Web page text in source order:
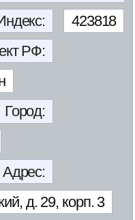
423818
РФ:
Город:
Адрес:
д. 29, корп. 3